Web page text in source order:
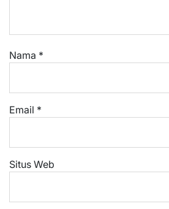
Nama *
Email *
Situs Web